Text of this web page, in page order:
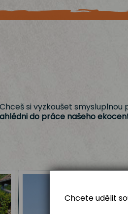
si vyzkoušet
do práce našeho
Chcete udělit